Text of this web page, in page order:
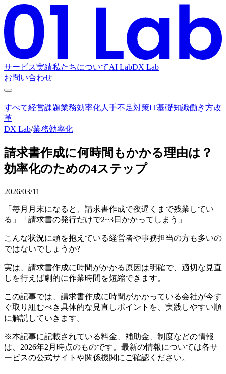
サービス実績私たちについてAI LabDX Lab
お問い合わせ
すべて経営課題業務効率化人手不足対策IT基礎知識働き方改
革
DX Lab/業務効率化
請求書作成に何時間もかかる理由は？
効率化のための4ステップ
2026/03/11
「毎月月末になると、請求書作成で夜遅くまで残業してい
る」「請求書の発行だけで2~3日かかってしまう」
こんな状況に頭を抱えている経営者や事務担当の方も多いの
ではないでしょうか?
実は、請求書作成に時間がかかる原因は明確で、適切な見直
しを行えば劇的に作業時間を短縮できます。
この記事では、請求書作成に時間がかかっている会社が今す
ぐ取り組むべき具体的な見直しポイントを、実践しやすい順
に解説していきます。
※本記事に記載されている料金、補助金、制度などの情報
は、2026年2月時点のものです。最新の情報については各サ
ービスの公式サイトや関係機関にご確認ください。